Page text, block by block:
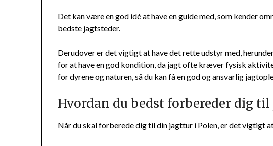
Det kan være en god idé at have en guide med, som kender
bedste jagtsteder.
Derudover er det vigtigt at have det rette udstyr med,
for at have en god kondition, da jagt ofte kræver fysisk
for dyrene og naturen, så du kan få en god og ansvarlig
Hvordan du bedst forbereder dig
Når du skal forberede dig til din jagttur i Polen, er det vigtigt